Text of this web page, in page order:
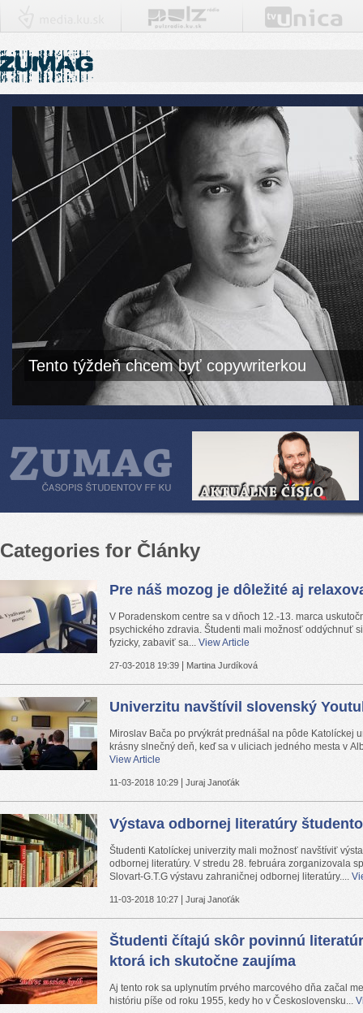
Tento týždeň chcem byť copywriterkou
Categories for Články
Pre náš mozog je dôležité aj
V Poradenskom centre sa v dňoch 12.-13. marca
psychického zdravia. Študenti mali možnosť oddýchnuť
fyzicky, zabaviť sa... View Article
27-03-2018 19:39 Martina Jurdíková
Univerzitu navštívil slovenský
Miroslav Bača po prvýkrát prednášal na pôde Katolíckej
krásny slnečný deň, keď sa v uliciach jedného mesta v
View Article
11-03-2018 10:29 Juraj Janoťák
Výstava odbornej literatúry
Študenti Katolíckej univerzity mali možnosť navštíviť
odbornej literatúry. V stredu 28. februára zorganizovala
Slovart-G.T.G výstavu zahraničnej odbornej literatúry....
11-03-2018 10:27 Juraj Janoťák
Študenti čítajú skôr povinnú
ktorá ich skutočne zaujíma
Aj tento rok sa uplynutím prvého marcového dňa začal
históriu píše od roku 1955, kedy ho v Československu...